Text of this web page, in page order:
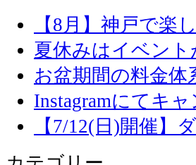
【8月】神戸で楽
夏休みはイベン
お盆期間の料金
Instagramにてキ
【7/12(日)開催】